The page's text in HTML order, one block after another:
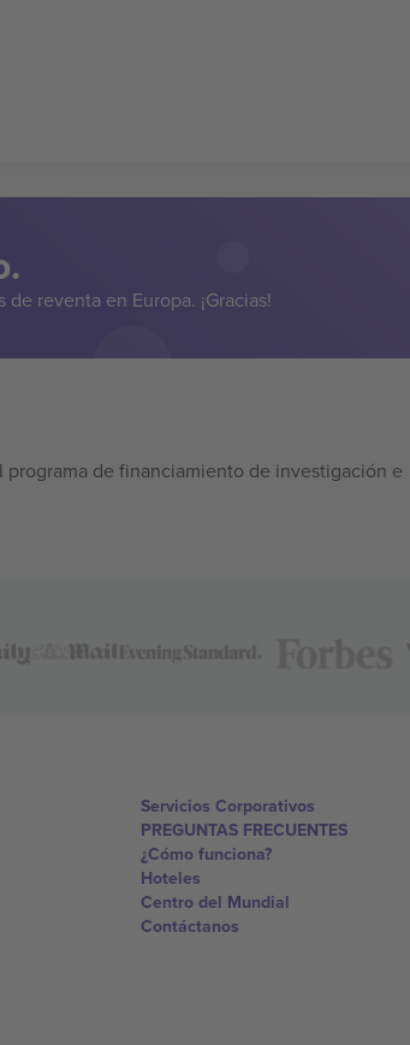
reventa en Europa. ¡Gracias!
de financiamiento de investigación e
Servicios Corporativos
PREGUNTAS FRECUENTES
¿Cómo funciona?
Hoteles
Centro del Mundial
Contáctanos